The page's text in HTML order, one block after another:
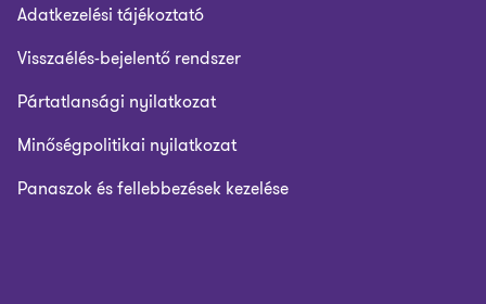
Adatkezelési tájékoztató
Visszaélés-bejelentő rendszer
Pártatlansági nyilatkozat
Minőségpolitikai nyilatkozat
Panaszok és fellebbezések kezelése